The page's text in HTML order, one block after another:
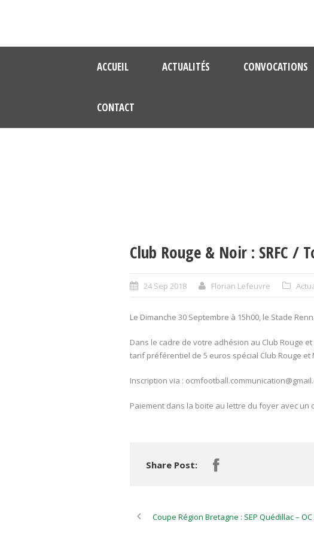
ACCUEIL ACTUALITÉS CONVOCATIONS
CONTACT
Club Rouge & Noir : SRFC /
24 Sep 2018 Florian Lefeuvre
Le Dimanche 30 Septembre à 15h00, le Stade
Dans le cadre de votre adhésion au Club Rouge
tarif préférentiel de 5 euros spécial Club Rouge et
Inscription via :
Paiement dans la boite au lettre du foyer avec un
Share Post:
Coupe Région Bretagne : SEP Quédillac –